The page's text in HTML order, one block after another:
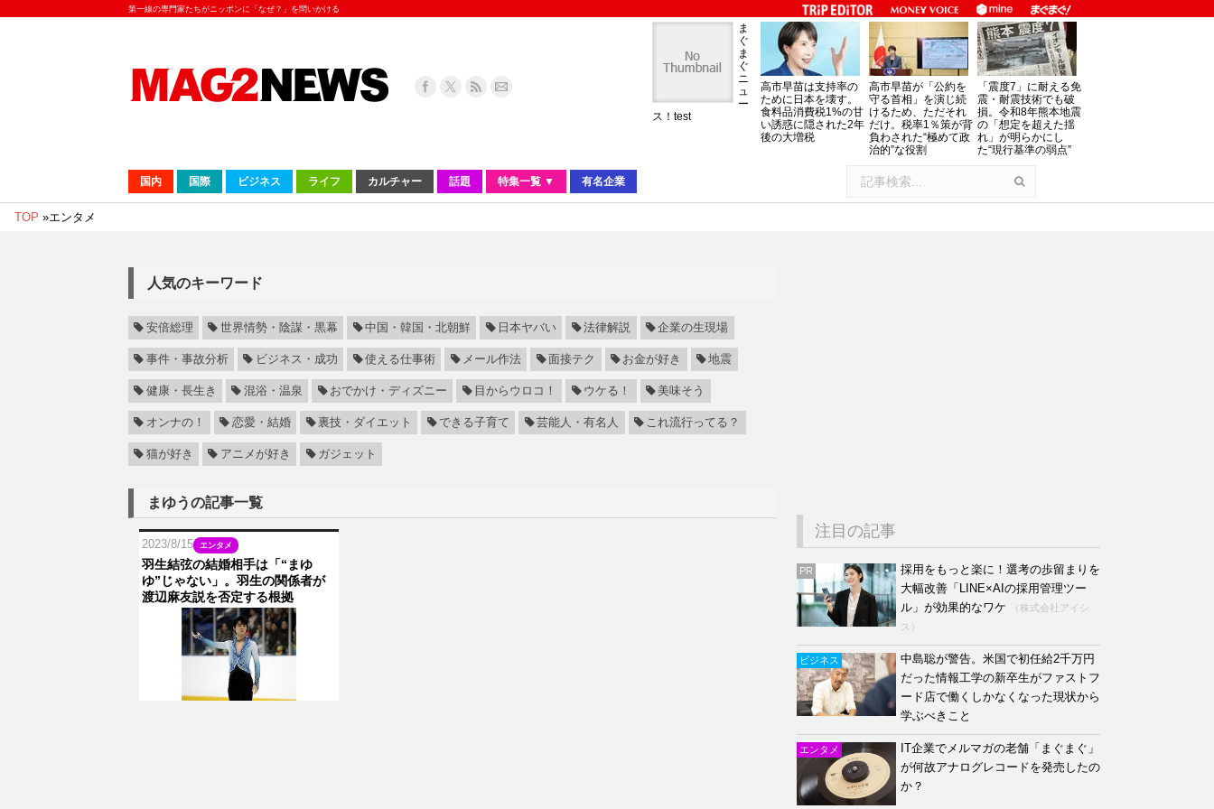
第一線の専門家たちがニッポンに「なぜ？」を問いかける
ま
ぐ
ま
ぐ
ニ
ュ
ー
ス！test
高市早苗は支持率の
ために日本を壊す。
食料品消費税1%の甘
い誘惑に隠された2年
後の大増税
高市早苗が「公約を
守る首相」を演じ続
けるため、ただそれ
だけ。税率1％策が背
負わされた“極めて政
治的”な役割
「震度7」に耐える免
震・耐震技術でも破
損。令和8年熊本地震
の「想定を超えた揺
れ」が明らかにし
た“現行基準の弱点”
国内 国際 ビジネス ライフ カルチャー 話題 特集一覧 ▼ 有名企業
TOP »エンタメ
人気のキーワード
安倍総理 世界情勢・陰謀・黒幕 中国・韓国・北朝鮮 日本ヤバい 法律解説 企業の生現場
事件・事故分析 ビジネス・成功 使える仕事術 メール作法 面接テク お金が好き 地震
健康・長生き 混浴・温泉 おでかけ・ディズニー 目からウロコ！ ウケる！ 美味そう
オンナの！ 恋愛・結婚 裏技・ダイエット できる子育て 芸能人・有名人 これ流行ってる？
猫が好き アニメが好き ガジェット
まゆうの記事一覧
2023/8/15 エンタメ
羽生結弦の結婚相手は「“まゆ
ゆ”じゃない」。羽生の関係者が
渡辺麻友説を否定する根拠
注目の記事
PR
採用をもっと楽に！選考の歩留まりを
大幅改善「LINE×AIの採用管理ツー
ル」が効果的なワケ
（株式会社アイシ
ス）
ビジネス
中島聡が警告。米国で初任給2千万円
だった情報工学の新卒生がファストフ
ード店で働くしかなくなった現状から
学ぶべきこと
エンタメ
IT企業でメルマガの老舗「まぐまぐ」
が何故アナログレコードを発売したの
か？